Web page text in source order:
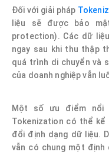
Đối với giải pháp
liệu sẽ được bảo
protection). Các dữ
ngay sau khi thu thập
quá trình di chuyển và
của doanh nghiệp vẫn
Một số ưu điểm nổi
Tokenization có thể kể
đổi định dạng dữ liệu.
vẫn có chung một định